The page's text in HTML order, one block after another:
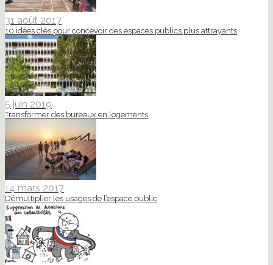
31 août 2017
10 idées clés pour concevoir des espaces publics plus attrayants
5 juin 2019
Transformer des bureaux en logements
14 mars 2017
Démultiplier les usages de l’espace public